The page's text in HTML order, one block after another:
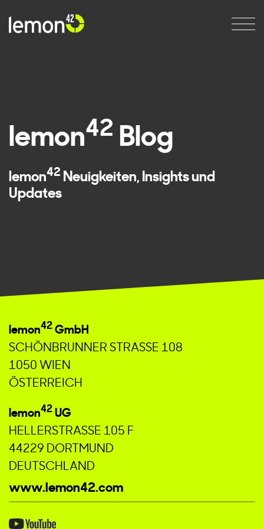
lemon42 Blog
lemon42 Neuigkeiten, Insights und
Updates
lemon42 GmbH
SCHÖNBRUNNER STRASSE 108
1050 WIEN
ÖSTERREICH
lemon42 UG
HELLERSTRASSE 105 F
44229 DORTMUND
DEUTSCHLAND
www.lemon42.com